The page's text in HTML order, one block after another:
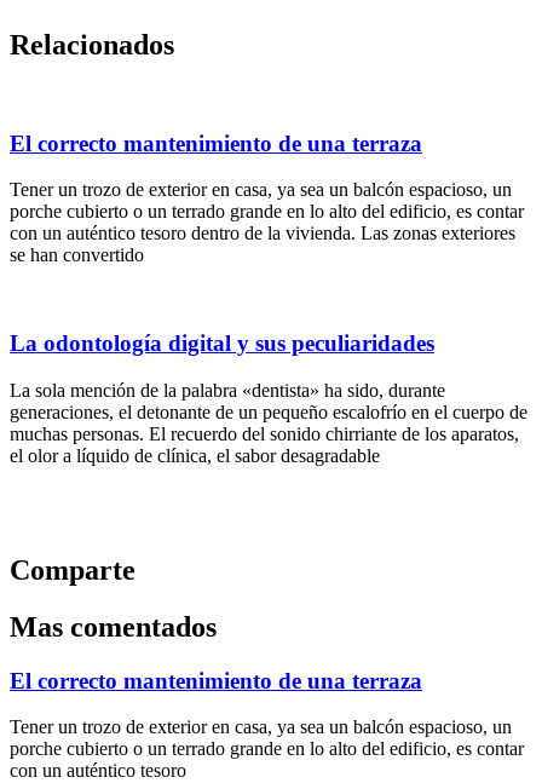
Relacionados
El correcto mantenimiento de una terraza
Tener un trozo de exterior en casa, ya sea un balcón espacioso, un
porche cubierto o un terrado grande en lo alto del edificio, es contar
con un auténtico tesoro dentro de la vivienda. Las zonas exteriores
se han convertido
La odontología digital y sus peculiaridades
La sola mención de la palabra «dentista» ha sido, durante
generaciones, el detonante de un pequeño escalofrío en el cuerpo de
muchas personas. El recuerdo del sonido chirriante de los aparatos,
el olor a líquido de clínica, el sabor desagradable
Comparte
Mas comentados
El correcto mantenimiento de una terraza
Tener un trozo de exterior en casa, ya sea un balcón espacioso, un
porche cubierto o un terrado grande en lo alto del edificio, es contar
con un auténtico tesoro